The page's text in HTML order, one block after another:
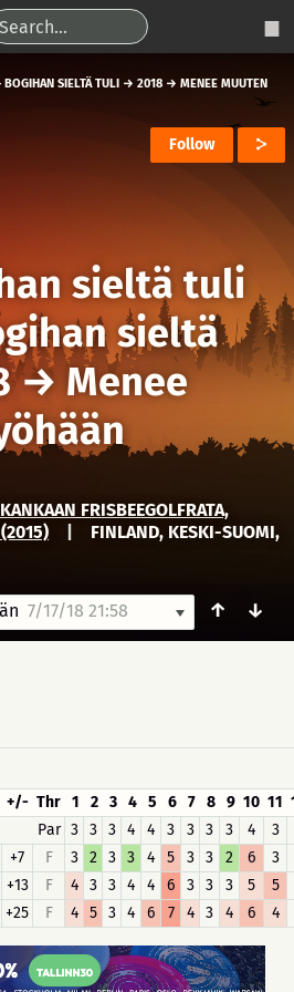
SIELTÄ TULI → 2018 → MENEE MUUTEN
Follow
sieltä tuli
sieltä
→Menee
FRISBEEGOLFRATA,
FINLAND, KESKI-SUOMI,
7/17/18 21:58 ↑ ↓
+/- Thr 1 2 3 4 5 6 7 8 9 10 11
Par 3 3 3 4 4 3 3 3 3 4
3
+7 F 3 2 3 3 4 5 3 3 2 6
3
+13 F 4 3 3 4 4 6 3 3 3 5
5
+25 F 4 5 3 4 6 7 4 3 4 6 4